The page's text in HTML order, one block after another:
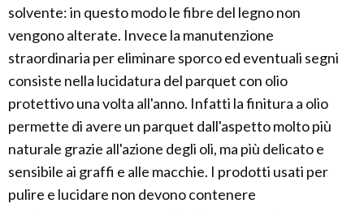
solvente: in questo modo le fibre del legno non
vengono alterate. Invece la manutenzione
straordinaria per eliminare sporco ed eventuali segni
consiste nella lucidatura del parquet con olio
protettivo una volta all'anno. Infatti la finitura a olio
permette di avere un parquet dall'aspetto molto più
naturale grazie all'azione degli oli, ma più delicato e
sensibile ai graffi e alle macchie. I prodotti usati per
pulire e lucidare non devono contenere